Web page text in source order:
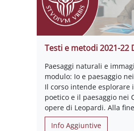
Testi e metodi 2021-22
Paesaggi naturali e
modulo: Io e paesaggio
Il corso intende esplorare
poetico e il paesaggio nei
opere di Leopardi. Alla
Info Aggiuntive